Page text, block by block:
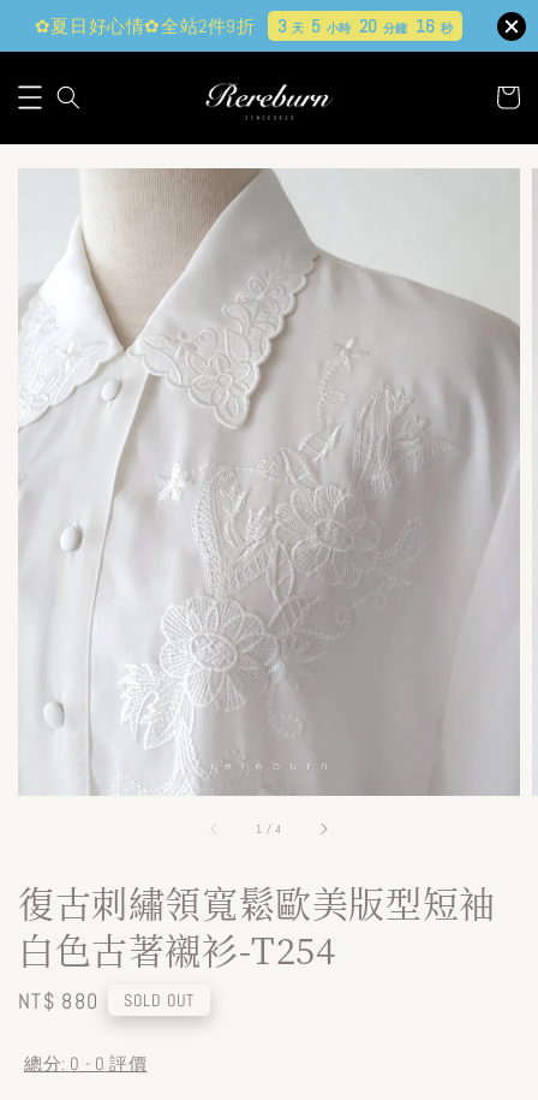
✿夏日好心情✿全站2件9折 3 天 5 小時 20 分鐘 15 秒
1 /4
復古刺繡領寬鬆歐美版型短袖
白色古著襯衫-T254
Regular
NT$ 880 SOLD OUT
總分: 0 - 0 評價